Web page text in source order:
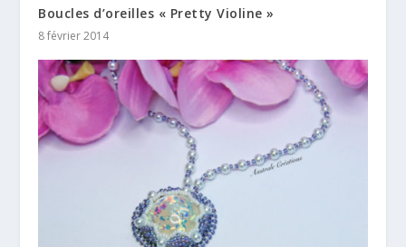
Boucles d’oreilles « Pretty Violine »
8 février 2014